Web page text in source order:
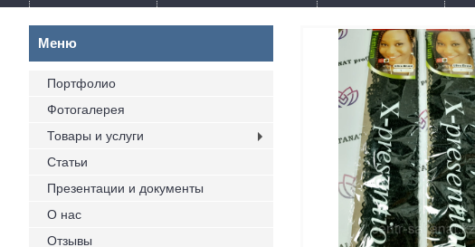
Портфолио
Фотогалерея
Товары и услуги
Статьи
Презентации и документы
О нас
Отзывы